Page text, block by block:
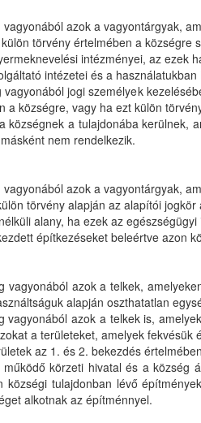
azok a vagyontárgyak,
törvény értelmében a községre
intézményei, az
intézetei és a
jogi személyek
községre, vagy ha ezt külön
a tulajdonába
nem rendelkezik.
azok a vagyontárgyak,
törvény alapján az alapítói jogkör
alany, ha ezek az
építkezéseket beleértve azon
vagyonából azok a telkek,
alapján oszthatatlan
vagyonából azok a telkek is,
a területeket, amelyek
az 1. és 2. bekezdés
körzeti hivatal és a
községi tulajdonban lévő
alkotnak az építménnyel.